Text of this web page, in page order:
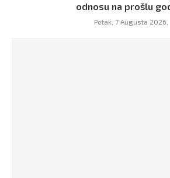
odnosu na prošlu
Petak, 7 Augusta 2026,